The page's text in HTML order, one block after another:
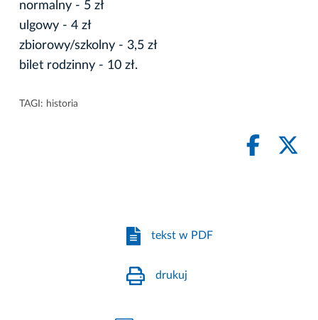
normalny - 5 zł
ulgowy - 4 zł
zbiorowy/szkolny - 3,5 zł
bilet rodzinny - 10 zł.
TAGI: historia
tekst w PDF
drukuj